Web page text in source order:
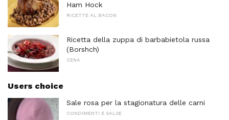
Ham Hock
RICETTE AL BACON
Ricetta della zuppa di barbabietola russa
(Borshch)
CENA
Users choice
Sale rosa per la stagionatura delle carni
CONDIMENTI E SALSE